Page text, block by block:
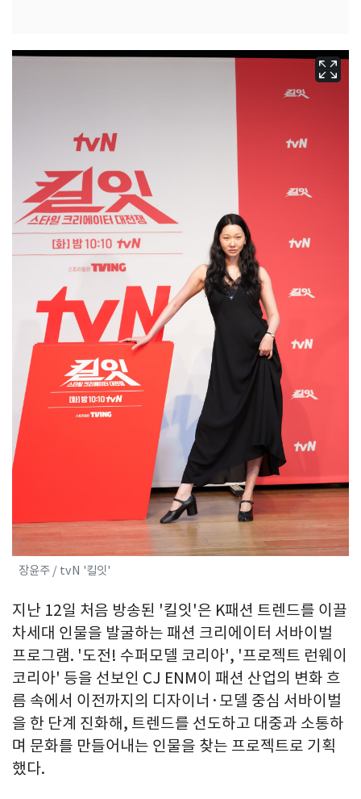
장윤주 / tvN '킬잇'
지난 12일 처음 방송된 '킬잇'은 K패션 트렌드를 이끌
차세대 인물을 발굴하는 패션 크리에이터 서바이벌
프로그램. '도전! 수퍼모델 코리아', '프로젝트 런웨이
코리아' 등을 선보인 CJ ENM이 패션 산업의 변화 흐
름 속에서 이전까지의 디자이너·모델 중심 서바이벌
을 한 단계 진화해, 트렌드를 선도하고 대중과 소통하
며 문화를 만들어내는 인물을 찾는 프로젝트로 기획
했다.